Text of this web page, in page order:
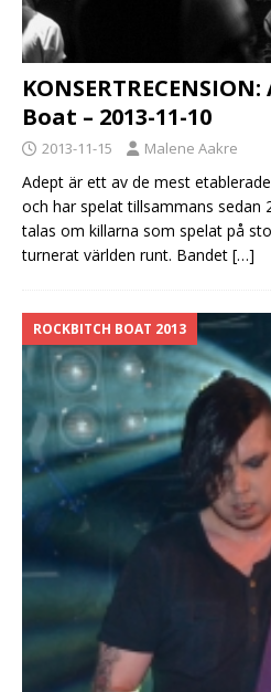
Boat – 2013-11-10
2013-11-15 Malene Aakre
Adept är ett av de mest
och har spelat tillsammans sedan
talas om killarna som spelat på
turnerat världen runt. Bandet […]
ROCKBITCH BOAT 2013